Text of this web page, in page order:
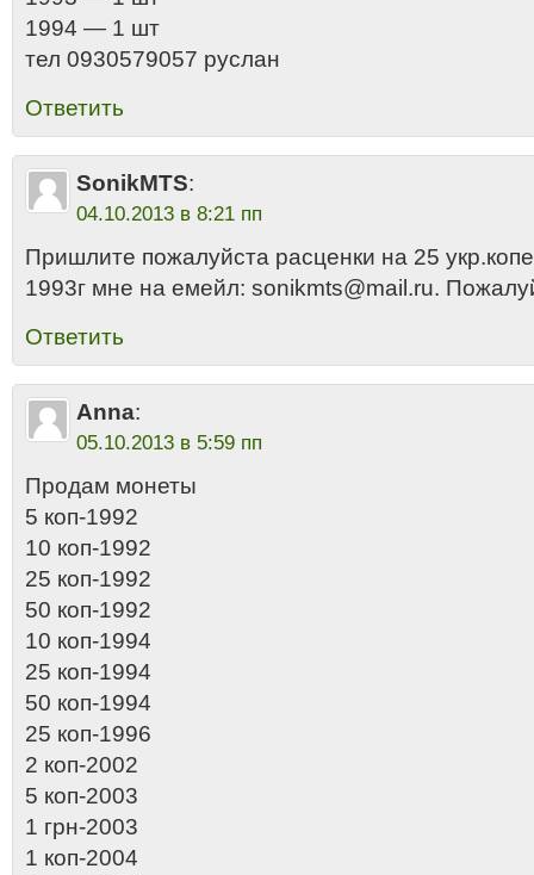
1994 — 1 шт
тел 0930579057 руслан
Ответить
SonikMTS:
04.10.2013 в 8:21 пп
Пришлите пожалуйста расценки на 25
1993г мне на емейл: sonikmts@mail.ru.
Ответить
Anna:
05.10.2013 в 5:59 пп
Продам монеты
5 коп-1992
10 коп-1992
25 коп-1992
50 коп-1992
10 коп-1994
25 коп-1994
50 коп-1994
25 коп-1996
2 коп-2002
5 коп-2003
1 грн-2003
1 коп-2004